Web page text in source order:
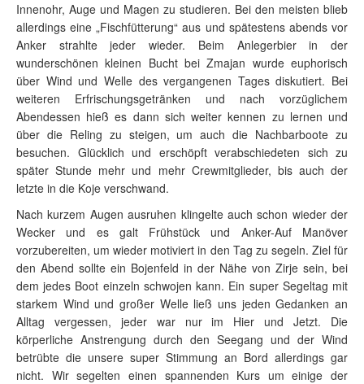
Innenohr, Auge und Magen zu studieren. Bei den meisten blieb
allerdings eine „Fischfütterung“ aus und spätestens abends vor
Anker strahlte jeder wieder. Beim Anlegerbier in der
wunderschönen kleinen Bucht bei Zmajan wurde euphorisch
über Wind und Welle des vergangenen Tages diskutiert. Bei
weiteren Erfrischungsgetränken und nach vorzüglichem
Abendessen hieß es dann sich weiter kennen zu lernen und
über die Reling zu steigen, um auch die Nachbarboote zu
besuchen. Glücklich und erschöpft verabschiedeten sich zu
später Stunde mehr und mehr Crewmitglieder, bis auch der
letzte in die Koje verschwand.
Nach kurzem Augen ausruhen klingelte auch schon wieder der
Wecker und es galt Frühstück und Anker-Auf Manöver
vorzubereiten, um wieder motiviert in den Tag zu segeln. Ziel für
den Abend sollte ein Bojenfeld in der Nähe von Zirje sein, bei
dem jedes Boot einzeln schwojen kann. Ein super Segeltag mit
starkem Wind und großer Welle ließ uns jeden Gedanken an
Alltag vergessen, jeder war nur im Hier und Jetzt. Die
körperliche Anstrengung durch den Seegang und der Wind
betrübte die unsere super Stimmung an Bord allerdings gar
nicht. Wir segelten einen spannenden Kurs um einige der